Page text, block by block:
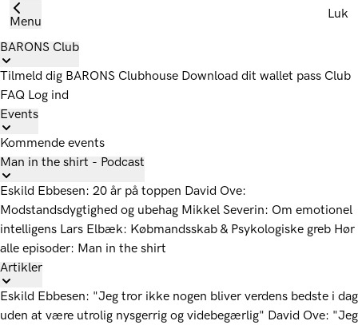
Menu
Luk
BARONS Club
Tilmeld dig BARONS Clubhouse Download dit wallet pass Club
FAQ Log ind
Events
Kommende events
Man in the shirt - Podcast
Eskild Ebbesen: 20 år på toppen David Ove:
Modstandsdygtighed og ubehag Mikkel Severin: Om emotionel
intelligens Lars Elbæk: Købmandsskab & Psykologiske greb Hør
alle episoder: Man in the shirt
Artikler
Eskild Ebbesen: "Jeg tror ikke nogen bliver verdens bedste i dag
uden at være utrolig nysgerrig og videbegærlig" David Ove: "Jeg